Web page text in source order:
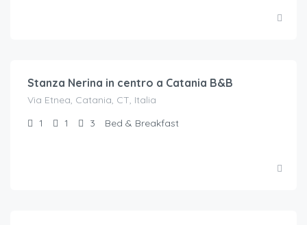
Stanza Nerina in centro a Catania B&B
Via Etnea, Catania, CT, Italia
1
1 3 Bed & Breakfast